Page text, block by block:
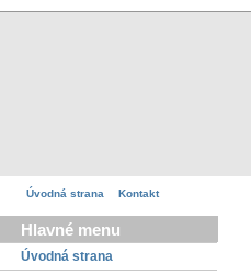
Úvodná strana Kontakt
Hlavné menu
Úvodná strana